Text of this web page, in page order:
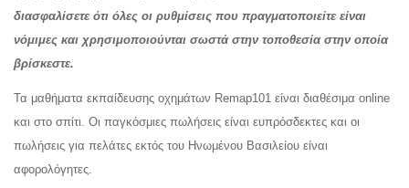
διασφαλίσετε ότι όλες οι ρυθμίσεις που πραγματοποιείτε είναι
νόμιμες και χρησιμοποιούνται σωστά στην τοποθεσία στην οποία
βρίσκεστε.
Τα μαθήματα εκπαίδευσης οχημάτων Remap101 είναι διαθέσιμα online
και στο σπίτι. Οι παγκόσμιες πωλήσεις είναι ευπρόσδεκτες και οι
πωλήσεις για πελάτες εκτός του Ηνωμένου Βασιλείου είναι
αφορολόγητες.